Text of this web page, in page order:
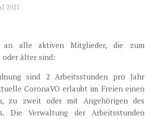
2021
alle aktiven Mitglieder, die zum
oder älter sind:
sind 2 Arbeitsstunden pro Jahr
CoronaVO erlaubt im Freien einen
zu zweit oder mit Angehörigen des
Die Verwaltung der Arbeitsstunden